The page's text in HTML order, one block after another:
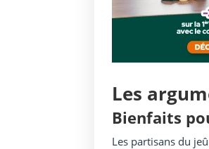
Les
Bienfaits
Les partisans du